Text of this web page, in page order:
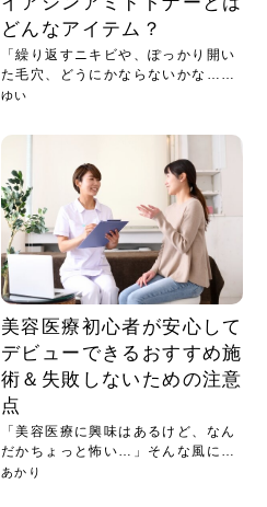
どんなアイテム？
「繰り返すニキビや、ぽっかり開い
た毛穴、どうにかならないかな…」
そん...
ゆい
美容医療初心者が安心して
デビューできるおすすめ施
術＆失敗しないための注意
点
「美容医療に興味はあるけど、なん
だかちょっと怖い…」そんな風に、
美容...
あかり